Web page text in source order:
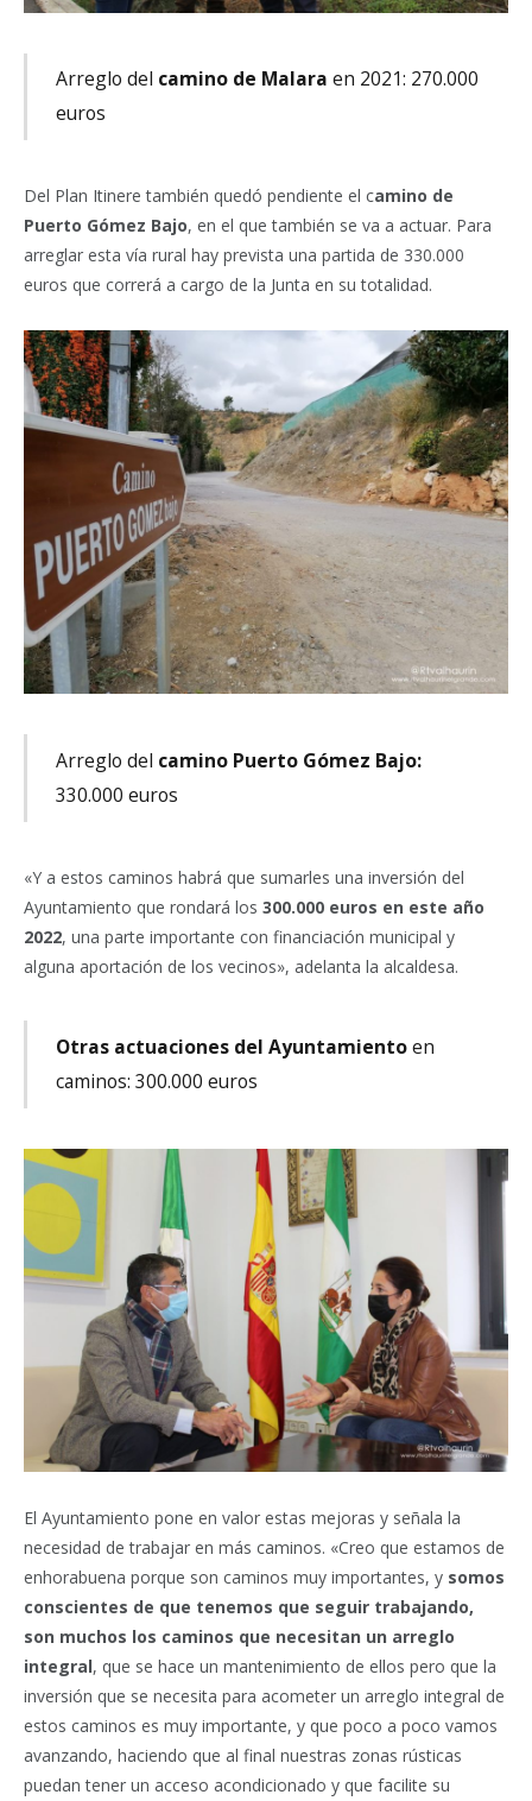
Arreglo del camino de Malara en 2021: 270.000
euros
Del Plan Itinere también quedó pendiente el camino de
Puerto Gómez Bajo, en el que también se va a actuar. Para
arreglar esta vía rural hay prevista una partida de 330.000
euros que correrá a cargo de la Junta en su totalidad.
Arreglo del camino Puerto Gómez Bajo:
330.000 euros
«Y a estos caminos habrá que sumarles una inversión del
Ayuntamiento que rondará los 300.000 euros en este año
2022, una parte importante con financiación municipal y
alguna aportación de los vecinos», adelanta la alcaldesa.
Otras actuaciones del Ayuntamientoen
caminos: 300.000 euros
El Ayuntamiento pone en valor estas mejoras y señala la
necesidad de trabajar en más caminos. «Creo que estamos de
enhorabuena porque son caminos muy importantes, y somos
conscientes de que tenemos que seguir trabajando,
son muchos los caminos que necesitan un arreglo
integral, que se hace un mantenimiento de ellos pero que la
inversión que se necesita para acometer un arreglo integral de
estos caminos es muy importante, y que poco a poco vamos
avanzando, haciendo que al final nuestras zonas rústicas
puedan tener un acceso acondicionado y que facilite su